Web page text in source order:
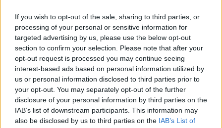
If you wish to opt-out of the sale, sharing to third parties, or
processing of your personal or sensitive information for
targeted advertising by us, please use the below opt-out
section to confirm your selection. Please note that after your
opt-out request is processed you may continue seeing
interest-based ads based on personal information utilized by
us or personal information disclosed to third parties prior to
your opt-out. You may separately opt-out of the further
disclosure of your personal information by third parties on the
IAB’s list of downstream participants. This information may
also be disclosed by us to third parties on the IAB’s List of
Ο Διευθύνων Σύμβουλος της ΚΤ.ΥΠ.
Αθανάσιος Γιάνναρης ανέφερε τα εξής: «
Θέλω να ευχαριστήσω προσωπικά τον
Περιφερειάρχη αλλά και την Περιφέρεια που
θέτει ως προτεραιότητα την αναβάθμιση της
σχολικής στέγης σε όλη την Αττική. Οι
Κτηριακές Υποδομές, θα βρίσκονται πάντα